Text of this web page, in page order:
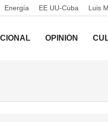
Energía EE UU-Cuba Luis
OPINIÓN